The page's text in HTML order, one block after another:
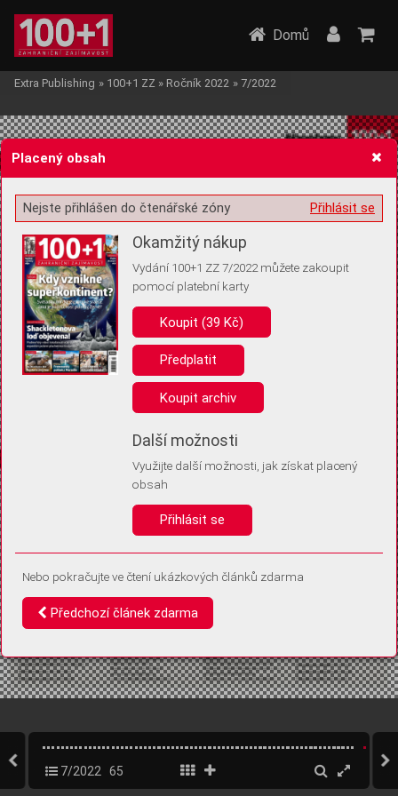
Žádost o souhlas s ukládáním volitelných informací
Pro základní fungování webu nepotřebujeme ukládat žádné informace
(tzv. cookies apod.). Rádi bychom vás ale požádali o souhlas s
uložením volitelných informací:
Anonymní unikátní ID
Díky němu příště poznáme, že se jedná o stejné zařízení, a
Identifikátor je zcela anonymní.
Vaše souhlasy a odmítnutí si ukládáme do vašeho zařízení, abychom se
vás už příště znovu neptali. Můžete je kdykoli později upravit ve Správě
Domů
Extra Publishing » 100+1 ZZ » Ročník 2022 » 7/2022
7/2022 65
Placený obsah
Přihlásit se
Nejste přihlášen do čtenářské zóny
Okamžitý nákup
Vydání 100+1 ZZ 7/2022 můžete zakoupit
pomocí platební karty
Koupit (39 Kč)
Předplatit
Koupit archiv
Další možnosti
Využijte další možnosti, jak získat placený
obsah
Přihlásit se
Nebo pokračujte ve čtení ukázkových článků zdarma
Předchozí článek zdarma